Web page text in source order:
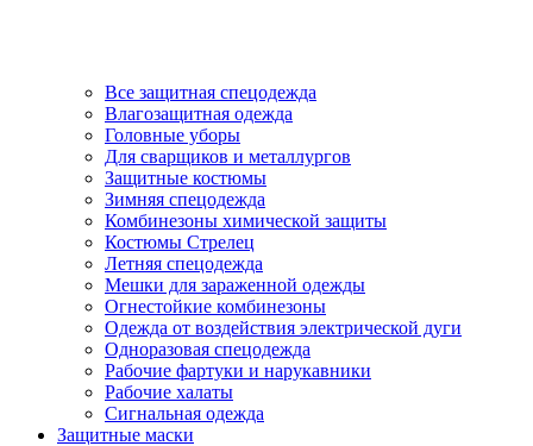
Все защитная спецодежда
Влагозащитная одежда
Головные уборы
Для сварщиков и металлургов
Защитные костюмы
Зимняя спецодежда
Комбинезоны химической защиты
Костюмы Стрелец
Летняя спецодежда
Мешки для зараженной одежды
Огнестойкие комбинезоны
Одежда от воздействия электрической дуги
Одноразовая спецодежда
Рабочие фартуки и нарукавники
Рабочие халаты
Сигнальная одежда
Защитные маски